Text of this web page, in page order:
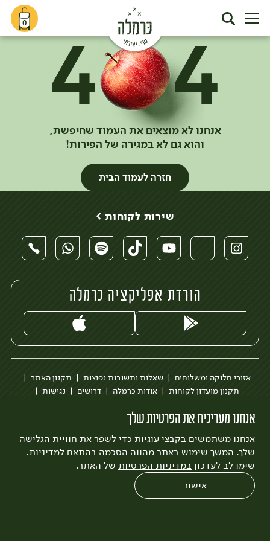
0
אנחנו לא מוצאים את העמוד שחיפשת,
והוא גם לא במגירה של הפירות!
חזרה לעמוד הבית
אנחנו מעריכים את הפרטיות שלך
אנחנו משתמשים בקבצי עוגיות כדי לשפר את חוויית הגלישה
שלך. המשך שימוש באתר מהווה הסכמה בהתאם למדיניות.
שימו לב לעדכון במדיניות הפרטיות של האתר.
אישור
שירות לקוחות >
הורדת אפליקציה כרמלה
אזורי חלוקה ומשלוחים שאלות ותשובות נפוצות
תקנון האתר
תקנון מועדון לקוחות
אודות כרמלה דרושים
נגישות
לצפייה בעדכון מדיניות פרטיות
עיצוב:3bears פיתוח:Quatro